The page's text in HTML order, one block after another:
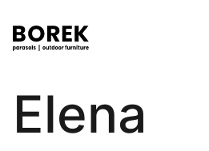
Producten
Collecties
Zoek
Borek
Elena